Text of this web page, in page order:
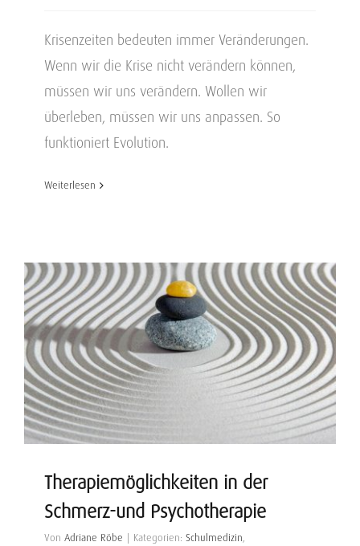
Krisenzeiten bedeuten immer Veränderungen.
Wenn wir die Krise nicht verändern können,
müssen wir uns verändern. Wollen wir
überleben, müssen wir uns anpassen. So
funktioniert Evolution.
Weiterlesen
Therapiemöglichkeiten in der
Schmerz-und Psychotherapie
Von Adriane Röbe Kategorien: Schulmedizin,